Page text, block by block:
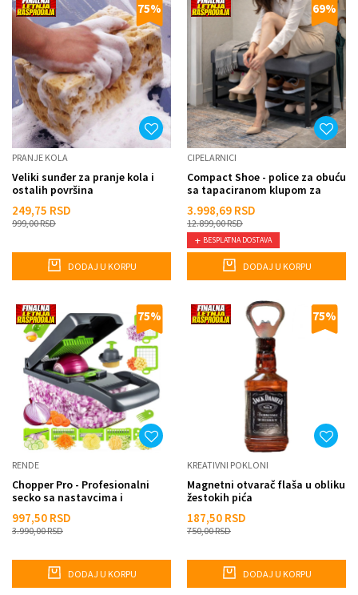
75%
PRANJE KOLA
Veliki sunđer za pranje kola i
ostalih površina
249,75 RSD
999,00RSD
DODAJ U KORPU
69%
CIPELARNICI
Compact Shoe - police za obuću
sa tapaciranom klupom za
3.998,69 RSD
12.899,00RSD
BESPLATNA DOSTAVA
DODAJ U KORPU
75%
RENDE
Chopper Pro - Profesionalni
secko sa nastavcima i
997,50 RSD
3.990,00RSD
DODAJ U KORPU
75%
KREATIVNI POKLONI
Magnetni otvarač flaša u obliku
žestokih pića
187,50 RSD
750,00RSD
DODAJ U KORPU